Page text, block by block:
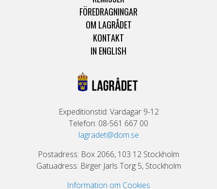
FÖREDRAGNINGAR
OM LAGRÅDET
KONTAKT
IN ENGLISH
Expeditionstid: Vardagar 9-12
Telefon: 08-561 667 00
lagradet@dom.se
Postadress: Box 2066, 103 12 Stockholm
Gatuadress: Birger Jarls Torg 5, Stockholm
Information om Cookies